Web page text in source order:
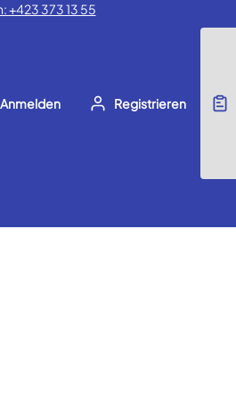
+423 373 13 55
Anmelden Registrieren